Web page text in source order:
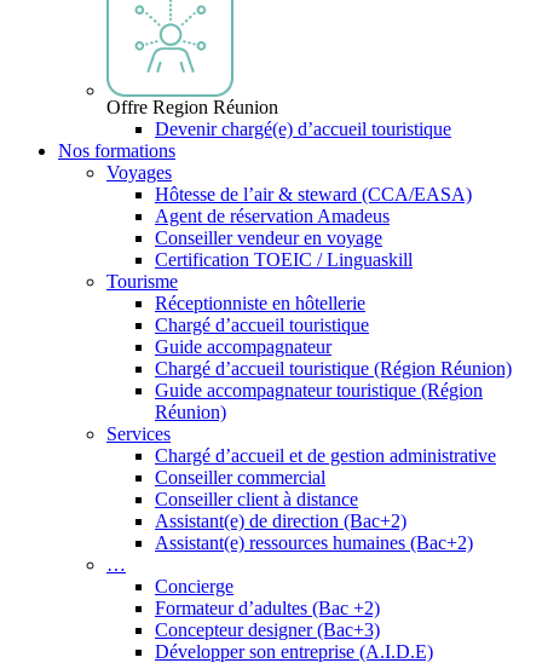
Offre Region Réunion
Devenir chargé(e) d’accueil touristique
Nos formations
Voyages
Hôtesse de l’air & steward (CCA/EASA)
Agent de réservation Amadeus
Conseiller vendeur en voyage
Certification TOEIC / Linguaskill
Tourisme
Réceptionniste en hôtellerie
Chargé d’accueil touristique
Guide accompagnateur
Chargé d’accueil touristique (Région Réunion)
Guide accompagnateur touristique (Région
Réunion)
Services
Chargé d’accueil et de gestion administrative
Conseiller commercial
Conseiller client à distance
Assistant(e) de direction (Bac+2)
Assistant(e) ressources humaines (Bac+2)
…
Concierge
Formateur d’adultes (Bac +2)
Concepteur designer (Bac+3)
Développer son entreprise (A.I.D.E)